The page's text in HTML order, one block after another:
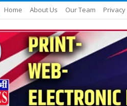
Home About Us Our Team